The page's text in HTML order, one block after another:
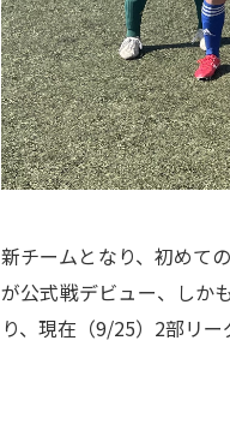
新チームとなり、初めて
が公式戦デビュー、しか
り、 現在（9/25）2部リー